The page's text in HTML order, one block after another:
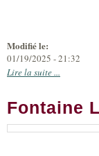
Modifié le:
01/19/2025 - 21:32
Lire la suite ...
Fontaine